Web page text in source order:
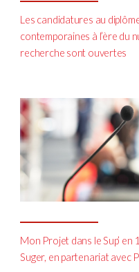
Les candidatures au
contemporaines à l’ère du
recherche sont ouvertes
Mon Projet dans le Sup’
Suger, en partenariat avec